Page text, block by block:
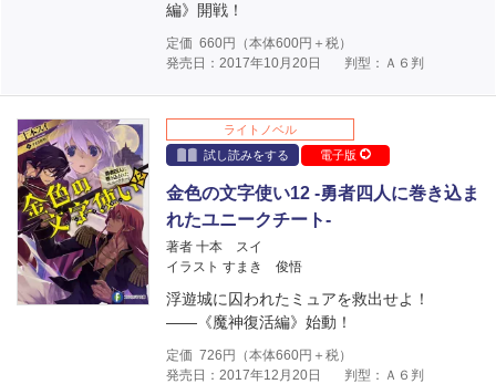
編》開戦！
定価 660円（本体600円＋税）
発売日：2017年10月20日
判型：Ａ６判
ライトノベル
試し読みをする
電子版
金色の文字使い12 ‐勇者四人に巻き込ま
れたユニークチート‐
著者 十本 スイ
イラスト すまき 俊悟
浮遊城に囚われたミュアを救出せよ！
――《魔神復活編》始動！
定価 726 円（本体660円＋税）
発売日：2017年12月20日
判型：Ａ６判